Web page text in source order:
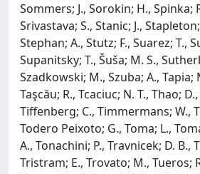
Sommers; J., Sorokin; H., Spinka;
Srivastava; S., Stanic; J.,
Stephan; A., Stutz; F., Suarez; T.,
Supanitsky; T., Šuša; M. S.,
Szadkowski; M., Szuba; A., Tapia;
Taşcău; R., Tcaciuc; N. T., Thao;
Tiffenberg; C., Timmermans; W.,
Todero Peixoto; G., Toma; L.,
A., Tonachini; P., Travnicek; D. B.,
Tristram; E., Trovato; M., Tueros;